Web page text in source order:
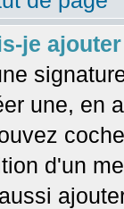
je
une, en
d'un